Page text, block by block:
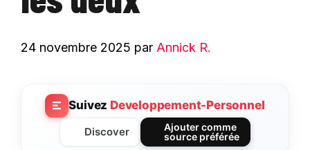
24 novembre 2025 par Annick R.
Suivez Developpement-Personnel
Discover
Ajouter comme
source préférée